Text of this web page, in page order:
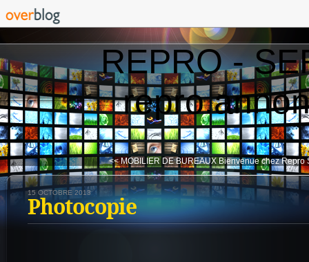
REPRO -
<< MOBILIER DE BUREAUX Bienvenue chez Repro
15 OCTOBRE 2013
Photocopie